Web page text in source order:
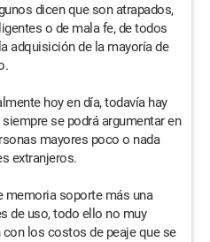
dicen que son atrapados,
o de mala fe, de todos
adquisición de la mayoría de
hoy en día, todavía hay
se podrá argumentar en
mayores poco o nada
extranjeros.
memoria soporte más una
de uso, todo ello no muy
los costos de peaje que se